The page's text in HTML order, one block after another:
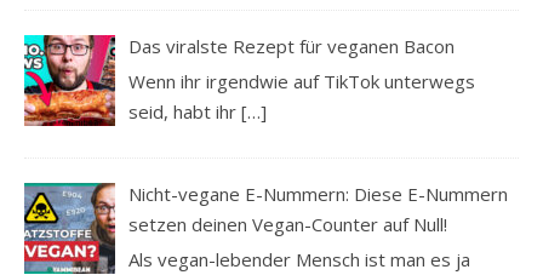
Das viralste Rezept für veganen Bacon
Wenn ihr irgendwie auf TikTok unterwegs
seid, habt ihr[…]
Nicht-vegane E-Nummern: Diese E-Nummern
setzen deinen Vegan-Counter auf Null!
Als vegan-lebender Mensch ist man es ja